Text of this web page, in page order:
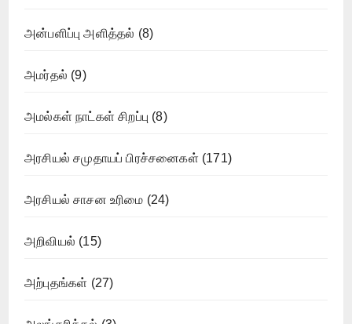
அன்பளிப்பு அளித்தல் (8)
அமர்தல் (9)
அமல்கள் நாட்கள் சிறப்பு (8)
அரசியல் சமுதாயப் பிரச்சனைகள் (171)
அரசியல் சாசன உரிமை (24)
அறிவியல் (15)
அற்புதங்கள் (27)